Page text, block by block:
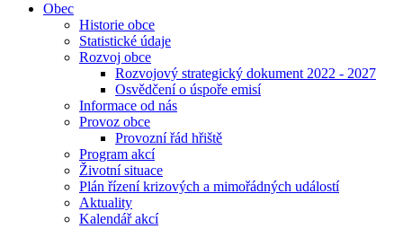
Obec
Historie obce
Statistické údaje
Rozvoj obce
Rozvojový strategický dokument 2022 - 2027
Osvědčení o úspoře emisí
Informace od nás
Provoz obce
Provozní řád hřiště
Program akcí
Životní situace
Plán řízení krizových a mimořádných událostí
Aktuality
Kalendář akcí